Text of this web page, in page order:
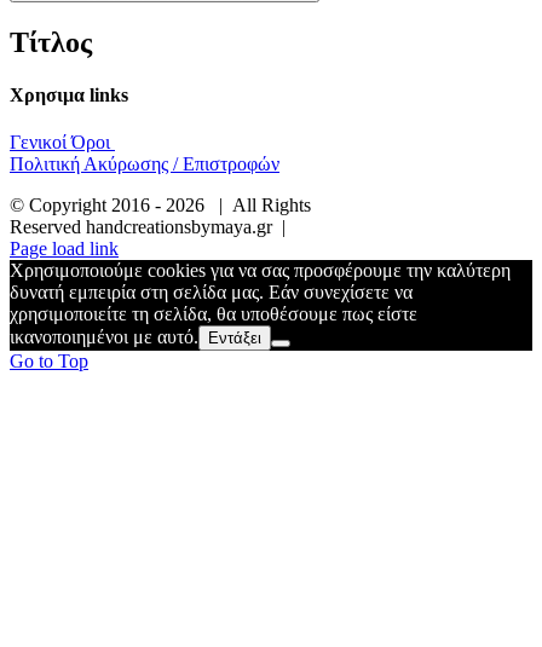
Τίτλος
Χρησιμα links
Γενικοί Όροι
Πολιτική Ακύρωσης / Επιστροφών
© Copyright 2016 - 2026 | All Rights
Reserved handcreationsbymaya.gr |
Page load link
Χρησιμοποιούμε cookies για να σας προσφέρουμε την καλύτερη
δυνατή εμπειρία στη σελίδα μας. Εάν συνεχίσετε να
χρησιμοποιείτε τη σελίδα, θα υποθέσουμε πως είστε
ικανοποιημένοι με αυτό.
Εντάξει
Go to Top